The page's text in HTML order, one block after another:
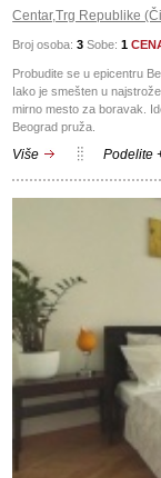
Centar,Trg Republike
Broj osoba:3 Sobe:1
Probudite se u epicentru
Iako je smešten u
mirno mesto za boravak.
Beograd pruža.
Više Podelite